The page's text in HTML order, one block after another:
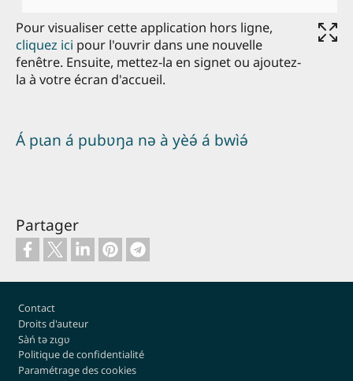
Pour visualiser cette application hors ligne,
cliquez ici pour l'ouvrir dans une nouvelle
fenêtre. Ensuite, mettez-la en signet ou ajoutez-
la à votre écran d'accueil.
Á pɩan á pubʋŋa nə à yèə́ á bwìə́
Partager
Pied de page
Contact
Droits d'auteur
Sàń tə zɩgʋ
Politique de confidentialité
Paramétrage des cookies